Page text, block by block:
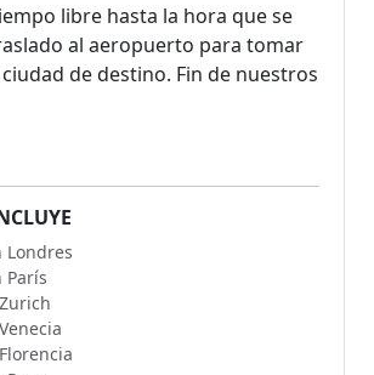
libre hasta la hora que se
al aeropuerto para tomar
de destino. Fin de nuestros
Londres
París